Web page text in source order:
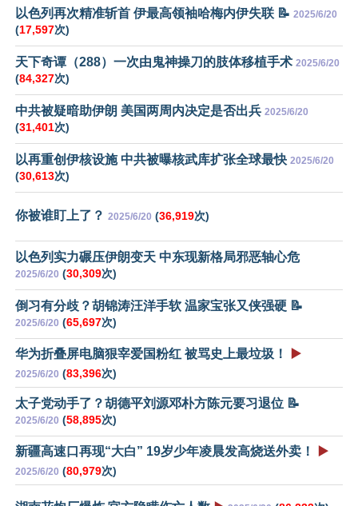
以色列再次精准斩首 伊最高领袖哈梅内伊失联 📝 2025/6/20
(17,597次)
天下奇谭（288）一次由鬼神操刀的肢体移植手术 2025/6/20
(84,327次)
中共被疑暗助伊朗 美国两周内决定是否出兵 2025/6/20
(31,401次)
以再重创伊核设施 中共被曝核武库扩张全球最快 2025/6/20
(30,613次)
你被谁盯上了？ 2025/6/20 (36,919次)
以色列实力碾压伊朗变天 中东现新格局邪恶轴心危
2025/6/20 (30,309次)
倒习有分歧？胡锦涛汪洋手软 温家宝张又侠强硬 📝
2025/6/20 (65,697次)
华为折叠屏电脑狠宰爱国粉红 被骂史上最垃圾！ ▶️
2025/6/20 (83,396次)
太子党动手了？胡德平刘源邓朴方陈元要习退位 📝
2025/6/20 (58,895次)
新疆高速口再现“大白” 19岁少年凌晨发高烧送外卖！ ▶️
2025/6/20 (80,979次)